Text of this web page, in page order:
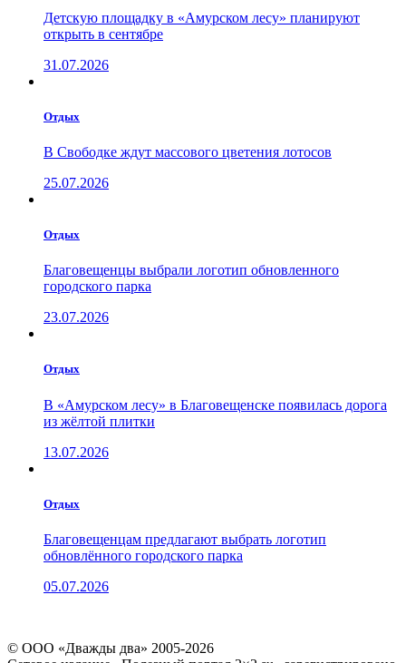
Детскую площадку в «Амурском лесу» планируют
открыть в сентябре
31.07.2026
Отдых
В Свободке ждут массового цветения лотосов
25.07.2026
Отдых
Благовещенцы выбрали логотип обновленного
городского парка
23.07.2026
Отдых
В «Амурском лесу» в Благовещенске появилась дорога
из жёлтой плитки
13.07.2026
Отдых
Благовещенцам предлагают выбрать логотип
обновлённого городского парка
05.07.2026
© ООО «Дважды два» 2005-2026